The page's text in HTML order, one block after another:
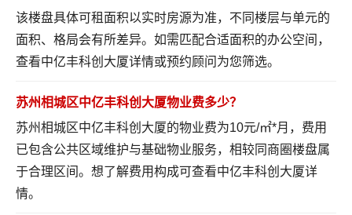
该楼盘具体可租面积以实时房源为准，不同楼层与单元的
面积、格局会有所差异。如需匹配合适面积的办公空间，
查看中亿丰科创大厦详情或预约顾问为您筛选。
苏州相城区中亿丰科创大厦物业费多少？
苏州相城区中亿丰科创大厦的物业费为10元/㎡*月，费用
已包含公共区域维护与基础物业服务，相较同商圈楼盘属
于合理区间。想了解费用构成可查看中亿丰科创大厦详
情。